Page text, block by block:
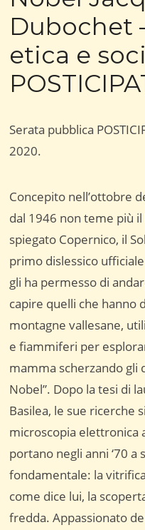
Dubochet
etica e
Serata pubblica
2020.
Concepito nell’ottobre
dal 1946 non teme più
spiegato Copernico, il
primo dislessico
gli ha permesso di
capire quelli che hanno
montagne vallesane,
e fiammiferi per
mamma scherzando gli
Nobel”. Dopo la tesi di
Basilea, le sue ricerche
microscopia elettronica
portano negli anni ‘70
fondamentale: la
come dice lui, la
fredda. Appassionato